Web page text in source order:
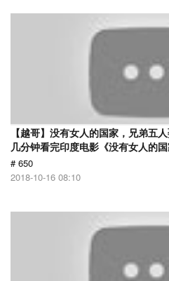
【越哥】没有女人的国家，兄弟五
几分钟看完印度电影《没有女人的国
# 650
2018-10-16 08:10